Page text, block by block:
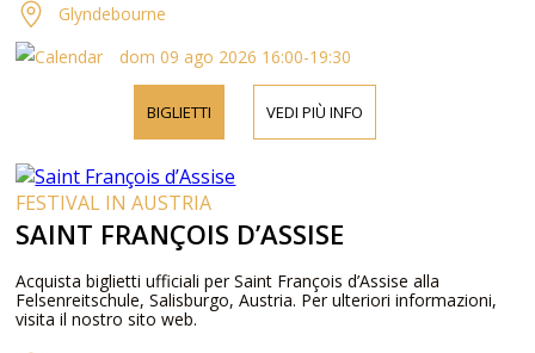
Glyndebourne
dom 09 ago 2026 16:00-19:30
BIGLIETTI VEDI PIÙ INFO
FESTIVAL IN AUSTRIA
SAINT FRANÇOIS D’ASSISE
Acquista biglietti ufficiali per Saint François d’Assise alla
Felsenreitschule, Salisburgo, Austria. Per ulteriori informazioni,
visita il nostro sito web.